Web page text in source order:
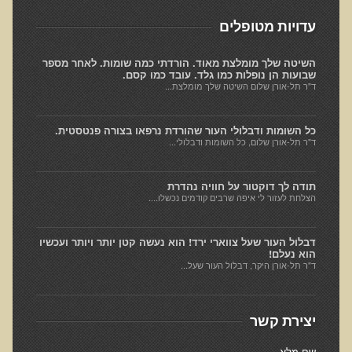
חקר יוחסין חוצה דורות MTTG
דיטוקסיפיקציה של הנפש EMDR
EMDR BSP MTTG
הארגון הישראלי לרפואת שיניים פונקציונאלית
תסמונת הנוירון הוקסי
מחקרים וספרות מדעית
רפואת שיניים ללא כספית ואמלגם
גולשים ממליצים
צור קשר
הסמכה
סדנאות מעמיקות להסמכה
טיהור רעלים
שאלות ותשובות מסדנת טיהור רעלים
עדויות מטופלים
השיטה שלך מומלצת מאוד. הורדתי כמה שומות. לאחר מספר
שבועות הן נופלות כמו גלד. עובד כמו קסם.
ד"ר תל-אורן שלום השיטה שלך מומלצת...
כל השומות ודבלולי העור שהורדת נרפאו בצורה פנטסטית.
ד"ר תל-אורן שלום, כל השומות ודבלולי...
תודה לך דוקטור על חוויה נהדרת
הצלחת לעזור לי איפה שרבים קודמים נכשלו....
דבלול העור שעל צווארי ירד! הוא נעשה קטן יותר ויותר ועכשיו
הוא נעלם!
ד"ר תל-אורן היקר, דבלול העור שעל...
יצירת קשר